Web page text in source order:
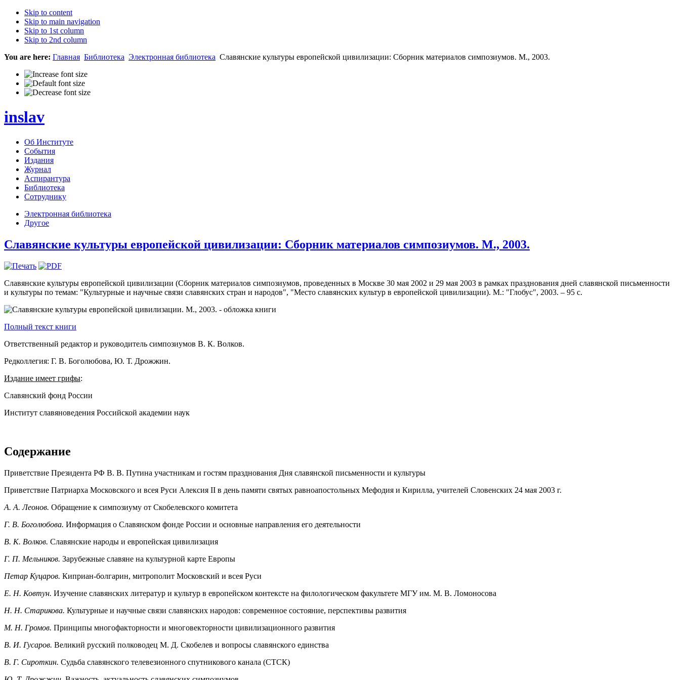
Skip to content
Skip to main navigation
Skip to 1st column
Skip to 2nd column
You are here: Главная Библиотека Электронная библиотека Славянские культуры европейской цивилизации: Сборник материалов симпозиумов. М., 2003.
inslav
Об Институте
События
Издания
Журнал
Аспирантура
Библиотека
Сотруднику
Электронная библиотека
Другое
Славянские культуры европейской цивилизации: Сборник материалов симпозиумов. М., 2003.
Славянские культуры европейской цивилизации (Сборник материалов симпозиумов, проведенных в Москве 30 мая 2002 и 29 мая 2003 в рамках празднования дней славянской письменности
и культуры по темам: "Культурные и научные связи славянских стран и народов", "Место славянских культур в европейской цивилизации). М.: "Глобус", 2003. – 95 с.
Полный текст книги
Ответственный редактор и руководитель симпозиумов В. К. Волков.
Редколлегия: Г. В. Боголюбова, Ю. Т. Дрожжин.
Издание имеет грифы:
Славянский фонд России
Институт славяноведения Российской академии наук
Содержание
Приветствие Президента РФ В. В. Путина участникам и гостям празднования Дня славянской письменности и культуры
Приветствие Патриарха Московского и всея Руси Алексия II в день памяти святых равноапостольных Мефодия и Кирилла, учителей Словенских 24 мая 2003 г.
А. А. Леонов. Обращение к симпозиуму от Скобелевского комитета
Г. В. Боголюбова. Информация о Славянском фонде России и основные направления его деятельности
В. К. Волков. Славянские народы и европейская цивилизация
Г. П. Мельников. Зарубежные славяне на культурной карте Европы
Петар Куцаров. Киприан-болгарин, митрополит Московский и всея Руси
Е. Н. Ковтун. Изучение славянских литератур и культур в европейском контексте на филологическом факультете МГУ им. М. В. Ломоносова
Н. Н. Старикова. Культурные и научные связи славянских народов: современное состояние, перспективы развития
М. Н. Громов. Принципы многофакторности и многовекторности цивилизационного развития
В. И. Гусаров. Великий русский полководец М. Д. Скобелев и вопросы славянского единства
В. Г. Сироткин. Судьба славянского телевезионного спутникового канала (СТСК)